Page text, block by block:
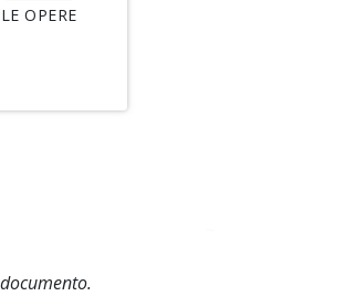
LE OPERE